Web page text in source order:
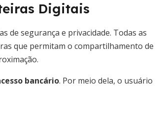
Digitais
de segurança e privacidade. Todas as
que permitam o compartilhamento de
bancário. Por meio dela, o usuário